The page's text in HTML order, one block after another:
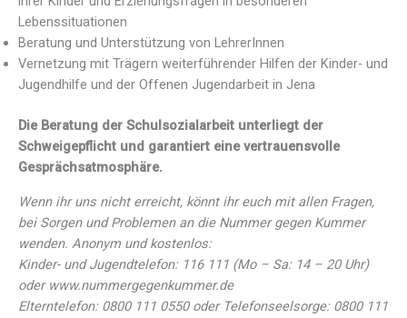
Lebenssituationen
Beratung und Unterstützung von LehrerInnen
Vernetzung mit Trägern weiterführender Hilfen der Kinder- und
Jugendhilfe und der Offenen Jugendarbeit in Jena
Die Beratung der Schulsozialarbeit unterliegt der
Schweigepflicht und garantiert eine vertrauensvolle
Gesprächsatmosphäre.
Wenn ihr uns nicht erreicht, könnt ihr euch mit allen Fragen,
bei Sorgen und Problemen an die Nummer gegen Kummer
wenden. Anonym und kostenlos:
Kinder- und Jugendtelefon: 116 111 (Mo – Sa: 14 – 20 Uhr)
oder www.nummergegenkummer.de
Elterntelefon: 0800 111 0550 oder Telefonseelsorge: 0800 111